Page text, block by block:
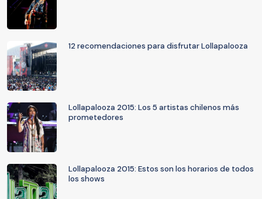
12 recomendaciones para disfrutar Lollapalooza
Lollapalooza 2015: Los 5 artistas chilenos más
prometedores
Lollapalooza 2015: Estos son los horarios de todos
los shows